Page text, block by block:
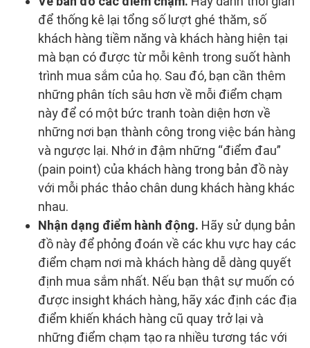
để thống kê lại tổng số lượt ghé thăm, số
khách hàng tiềm năng và khách hàng hiện tại
mà bạn có được từ mỗi kênh trong suốt hành
trình mua sắm của họ. Sau đó, bạn cần thêm
những phân tích sâu hơn về mỗi điểm chạm
này để có một bức tranh toàn diện hơn về
những nơi bạn thành công trong việc bán hàng
và ngược lại. Nhớ in đậm những “điểm đau”
(pain point) của khách hàng trong bản đồ này
với mỗi phác thảo chân dung khách hàng khác
nhau.
Nhận dạng điểm hành động. Hãy sử dụng bản
đồ này để phỏng đoán về các khu vực hay các
điểm chạm nơi mà khách hàng dễ dàng quyết
định mua sắm nhất. Nếu bạn thật sự muốn có
được insight khách hàng, hãy xác định các địa
điểm khiến khách hàng cũ quay trở lại và
những điểm chạm tạo ra nhiều tương tác với